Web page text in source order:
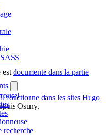
recherche
est documenté dans la partie
fonctionne dans les sites Hugo
Osuny.